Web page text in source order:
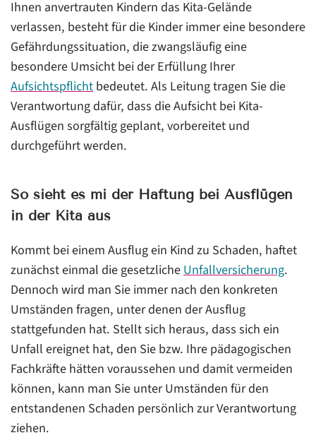
Ihnen anvertrauten Kindern das Kita-Gelände
verlassen, besteht für die Kinder immer eine besondere
Gefährdungssituation, die zwangsläufig eine
besondere Umsicht bei der Erfüllung Ihrer
Aufsichtspflichtbedeutet. Als Leitung tragen Sie die
Verantwortung dafür, dass die Aufsicht bei Kita-
Ausflügen sorgfältig geplant, vorbereitet und
durchgeführt werden.
So sieht es mi der Haftung bei Ausflügen
in der Kita aus
Kommt bei einem Ausflug ein Kind zu Schaden, haftet
zunächst einmal die gesetzlicheUnfallversicherung.
Dennoch wird man Sie immer nach den konkreten
Umständen fragen, unter denen der Ausflug
stattgefunden hat. Stellt sich heraus, dass sich ein
Unfall ereignet hat, den Sie bzw. Ihre pädagogischen
Fachkräfte hätten voraussehen und damit vermeiden
können, kann man Sie unter Umständen für den
entstandenen Schaden persönlich zur Verantwortung
ziehen.